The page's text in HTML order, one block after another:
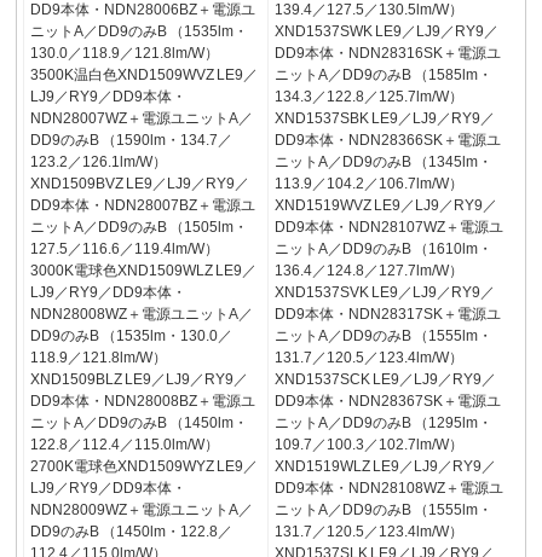
DD9本体・NDN28006BZ＋電源ユ
ニットA／DD9のみB （1535lm・
130.0／118.9／121.8lm/W）
3500K温白色XND1509WVZ LE9／
LJ9／RY9／DD9本体・
NDN28007WZ＋電源ユニットA／
DD9のみB （1590lm・134.7／
123.2／126.1lm/W）
XND1509BVZ LE9／LJ9／RY9／
DD9本体・NDN28007BZ＋電源ユ
ニットA／DD9のみB （1505lm・
127.5／116.6／119.4lm/W）
3000K電球色XND1509WLZ LE9／
LJ9／RY9／DD9本体・
NDN28008WZ＋電源ユニットA／
DD9のみB （1535lm・130.0／
118.9／121.8lm/W）
XND1509BLZ LE9／LJ9／RY9／
DD9本体・NDN28008BZ＋電源ユ
ニットA／DD9のみB （1450lm・
122.8／112.4／115.0lm/W）
2700K電球色XND1509WYZ LE9／
LJ9／RY9／DD9本体・
NDN28009WZ＋電源ユニットA／
DD9のみB （1450lm・122.8／
139.4／127.5／130.5lm/W）
XND1537SWK LE9／LJ9／RY9／
DD9本体・NDN28316SK＋電源ユ
ニットA／DD9のみB （1585lm・
134.3／122.8／125.7lm/W）
XND1537SBK LE9／LJ9／RY9／
DD9本体・NDN28366SK＋電源ユ
ニットA／DD9のみB （1345lm・
113.9／104.2／106.7lm/W）
XND1519WVZ LE9／LJ9／RY9／
DD9本体・NDN28107WZ＋電源ユ
ニットA／DD9のみB （1610lm・
136.4／124.8／127.7lm/W）
XND1537SVK LE9／LJ9／RY9／
DD9本体・NDN28317SK＋電源ユ
ニットA／DD9のみB （1555lm・
131.7／120.5／123.4lm/W）
XND1537SCK LE9／LJ9／RY9／
DD9本体・NDN28367SK＋電源ユ
ニットA／DD9のみB （1295lm・
109.7／100.3／102.7lm/W）
XND1519WLZ LE9／LJ9／RY9／
DD9本体・NDN28108WZ＋電源ユ
ニットA／DD9のみB （1555lm・
131.7／120.5／123.4lm/W）